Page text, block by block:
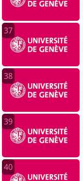
37
38
39
40